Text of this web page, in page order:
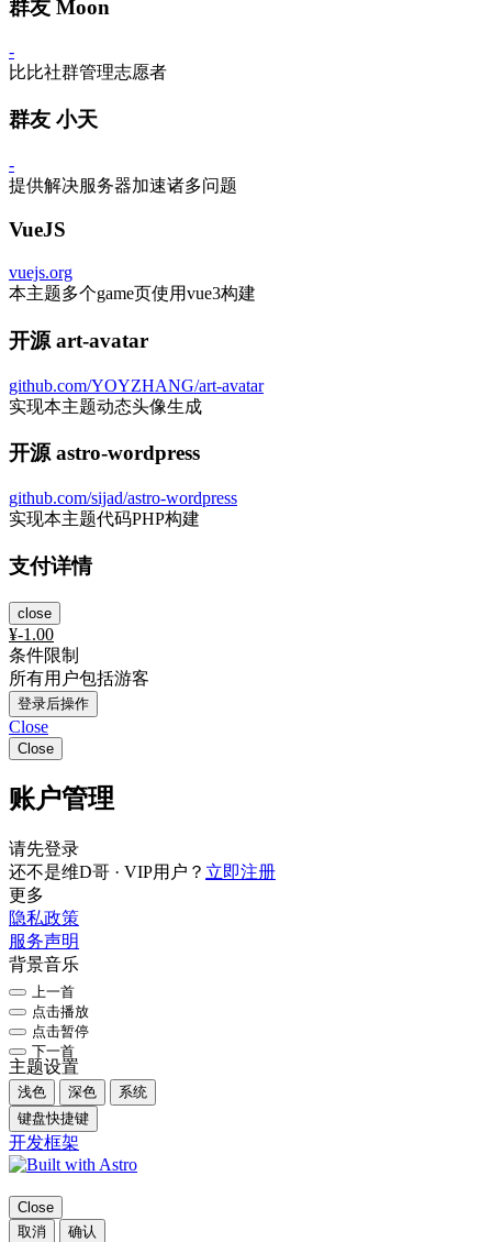
群友 Moon
-
比比社群管理志愿者
群友 小天
-
提供解决服务器加速诸多问题
VueJS
vuejs.org
本主题多个game页使用vue3构建
开源 art-avatar
github.com/YOYZHANG/art-avatar
实现本主题动态头像生成
开源 astro-wordpress
github.com/sijad/astro-wordpress
实现本主题代码PHP构建
支付详情
close
¥-1.00
条件限制
所有用户包括游客
登录后操作
Close
Close
账户管理
请先登录
还不是维D哥 · VIP用户？ 立即注册
更多
隐私政策
服务声明
背景音乐
上一首
点击播放
点击暂停
下一首
主题设置
浅色 深色
系统
键盘快捷键
开发框架
Close
取消
确认